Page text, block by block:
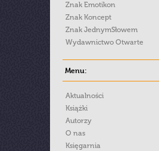
Znak Emotikon
Znak Koncept
Znak JednymSłowem
Wydawnictwo Otwarte
Menu:
Aktualności
Książki
Autorzy
O nas
Księgarnia